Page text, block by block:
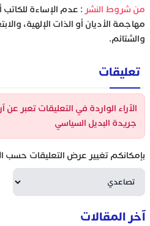
‫من شروط النشر : عدم الإساءة
مهاجمة الأديان أو الذات الإلهية،
والشتائم.
تعليقات
الآراء الواردة في التعليقات تعبر
جريدة البديل السياسي
بإمكانكم تغيير عرض التعليقات حسب
آخر المقالات